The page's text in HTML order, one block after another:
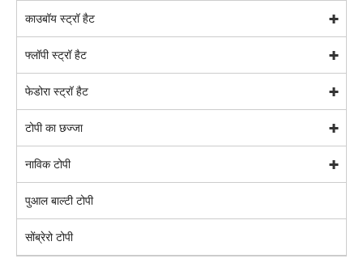
काउबॉय स्ट्रॉ हैट
फ्लॉपी स्ट्रॉ हैट
फेडोरा स्ट्रॉ हैट
टोपी का छज्जा
नाविक टोपी
पुआल बाल्टी टोपी
सोंब्रेरो टोपी